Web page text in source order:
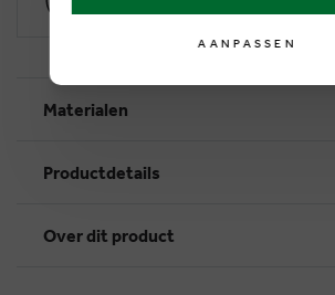
Materialen
Productdetails
Over dit product
AANPASSEN